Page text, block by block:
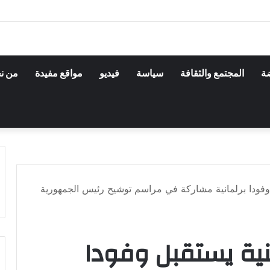
المجتمع والثقافة سياسة فيديو مواقع مفيدة من
برلمانية مشاركة في مراسم توشيح رئيس الجمهورية
يستقبل وفودا